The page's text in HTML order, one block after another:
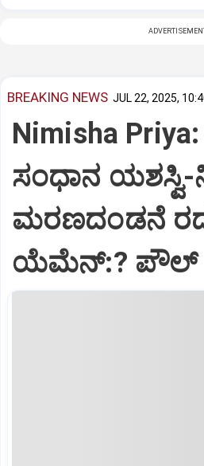
BREAKING NEWS JUL 22, 2025,
Nimisha
ಸಂಧಾನ
ಮರಣದಂಡನೆ
ಯೆಮೆನ್:? ಪೌಲ್